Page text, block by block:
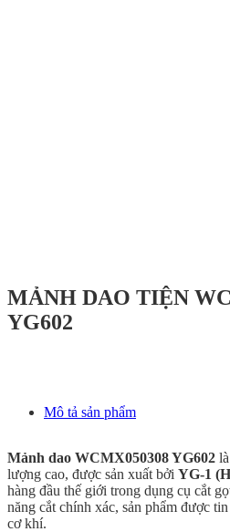
MẢNH DAO TIỆN
YG602
Mô tả sản phẩm
Mảnh dao WCMX050308 YG602
lượng cao, được sản xuất bởi YG-1
hàng đầu thế giới trong dụng cụ cắt
năng cắt chính xác, sản phẩm được
cơ khí.